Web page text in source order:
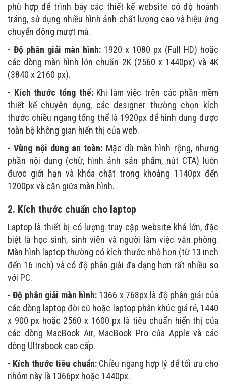
phù hợp để trình bày các thiết kế website có độ hoành
tráng, sử dụng nhiều hình ảnh chất lượng cao và hiệu ứng
chuyển động mượt mà.
- Độ phân giải màn hình: 1920 x 1080 px (Full HD) hoặc
các dòng màn hình lớn chuẩn 2K (2560 x 1440px) và 4K
(3840 x 2160 px).
- Kích thước tổng thể:Khi làm việc trên các phần mềm
thiết kế chuyên dụng, các designer thường chọn kích
thước chiều ngang tổng thể là 1920px để hình dung được
toàn bộ không gian hiển thị của web.
- Vùng nội dung an toàn: Mặc dù màn hình rộng, nhưng
phần nội dung (chữ, hình ảnh sản phẩm, nút CTA) luôn
được giới hạn và khóa chặt trong khoảng 1140px đến
1200px và căn giữa màn hình.
2. Kích thước chuẩn cho laptop
Laptop là thiết bị có lượng truy cập website khá lớn, đặc
biệt là học sinh, sinh viên và người làm việc văn phòng.
Màn hình laptop thường có kích thước nhỏ hơn (từ 13 inch
đến 16 inch) và có độ phân giải đa dạng hơn rất nhiều so
với PC.
- Độ phân giải màn hình:1366 x 768px là độ phân giải của
các dòng laptop đời cũ hoặc laptop phân khúc giá rẻ, 1440
x 900 px hoặc 2560 x 1600 px là tiêu chuẩn hiển thị của
các dòng MacBook Air, MacBook Pro của Apple và các
dòng Ultrabook cao cấp.
- Kích thước tiêu chuẩn:Chiều ngang hợp lý để tối ưu cho
nhóm này là 1366px hoặc 1440px.